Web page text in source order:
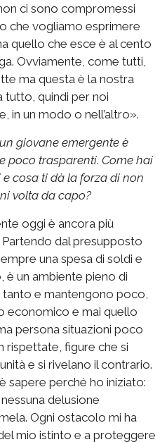
ci sono compromessi
che vogliamo esprimere
quello che esce è al cento
Ovviamente, come tutti,
ma questa è la nostra
tutto, quindi per noi
in un modo o nell’altro».
giovane emergente è
poco trasparenti. Come hai
cosa ti dà la forza di non
volta da capo?
oggi è ancora più
dal presupposto
una spesa di soldi e
un ambiente pieno di
e mantengono poco,
economico e mai quello
persona situazioni poco
rispettate, figure che si
e si rivelano il contrario.
sapere perché ho iniziato:
delusione
Ogni ostacolo mi ha
mio istinto e a proteggere